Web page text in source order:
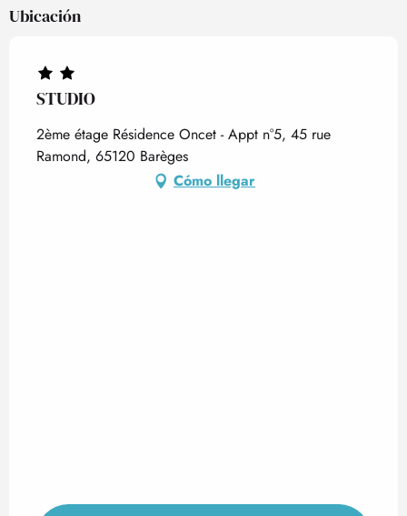
Ubicación
STUDIO
2ème étage Résidence Oncet - Appt n°5, 45 rue
Ramond, 65120 Barèges
Cómo llegar